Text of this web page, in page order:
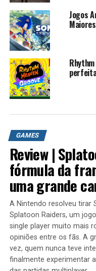
Sunky the game
SUnky 2 a volta do
https://youtu.be/
Sally.exehttps://
HISTORIA DE SONIC
Playlist
Historia de Sonic 1
Historia de Sonic CD
Sonic 1 e 2 do master
https://youtu.be/
Sonic COLORShttps://
SONIC GENERATIONS
https://youtu.be/
Sonic Lost world
SONIC MANIAhttps://
Shadow the hedgehog
Jogos
GAMES
Review |
fórmula da
uma grande
A Nintendo resolveu
Splatoon Raiders, um
single player muito mais
opiniões entre os fãs. A
vez, quem nunca teve
finalmente experimentar